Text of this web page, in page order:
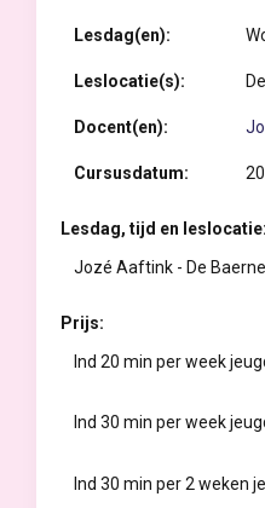
Lesdag(en):
Leslocatie(s):
Docent(en):
Cursusdatum:
Lesdag, tijd en leslocatie:
Jozé Aaftink - De Baerne
Prijs:
Ind 20 min per week
Ind 30 min per week
Ind 30 min per 2 weken